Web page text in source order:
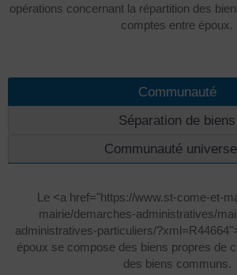
opérations concernant la répartition des
comptes entre époux.
Communauté
Séparation de biens
Communauté
Le <a href="https://www.st-come-et-
mairie/demarches-administratives/
administratives-particuliers/
époux se compose des biens propres de
des biens communs.